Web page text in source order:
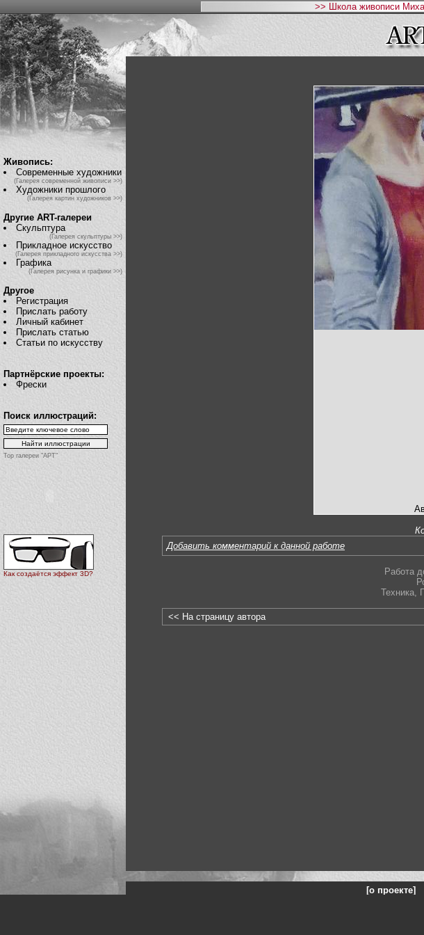
>> Школа живописи
Живопись:
Современные художники
(Галерея современной живописи >>)
Художники прошлого
(Галерея картин художников >>)
Другие ART-галереи
Скульптура
(Галерея скульптуры >>)
Прикладное искусство
(Галерея прикладного искусства >>)
Графика
(Галерея рисунка и графики >>)
Другое
Регистрация
Прислать работу
Личный кабинет
Прислать статью
Статьи по искусству
Партнёрские проекты:
Фрески
Поиск иллюстраций:
Top галереи "АРТ"
Как создаётся эффект 3D?
Добавить комментарий к данной работе
Работа
Техника,
<< На страницу автора
[о проекте]